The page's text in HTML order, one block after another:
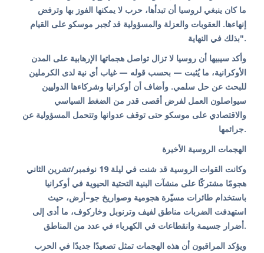
ما كان ينبغي لروسيا أن تبدأها، حرب لا يمكنها الفوز بها وترفض
إنهاءها. العقوبات والعزلة والمسؤولية قد تُجبر موسكو على القيام
بذلك في النهاية".
وأكد سيبيها أن روسيا لا تزال تواصل هجماتها الإرهابية على المدن
الأوكرانية، ما يُثبت — بحسب قوله — غياب أي نية لدى الكرملين
للبحث عن حل سلمي. وأضاف أن أوكرانيا وشركاءها الدوليين
سيواصلون العمل لفرض أقصى قدر من الضغط السياسي
والاقتصادي على موسكو حتى توقف عدوانها وتتحمل المسؤولية عن
جرائمها.
الهجمات الروسية الأخيرة
وكانت القوات الروسية قد شنت في ليلة 19 نوفمبر/تشرين الثاني
هجومًا مشتركًا على منشآت البنية التحتية الحيوية في أوكرانيا
باستخدام طائرات مسيّرة هجومية وصواريخ جو–أرض، حيث
استهدفت الضربات مناطق لفيف وترنوبل وخاركوف، ما أدى إلى
أضرار جسيمة وانقطاعات في الكهرباء في عدد من المناطق.
ويؤكد المراقبون أن هذه الهجمات تمثل تصعيدًا جديدًا في الحرب